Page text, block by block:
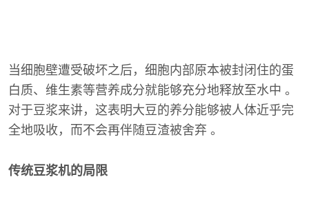
当细胞壁遭受破坏之后，细胞内部原本被封闭住的蛋
白质、维生素等营养成分就能够充分地释放至水中 。
对于豆浆来讲，这表明大豆的养分能够被人体近乎完
全地吸收，而不会再伴随豆渣被舍弃 。
传统豆浆机的局限